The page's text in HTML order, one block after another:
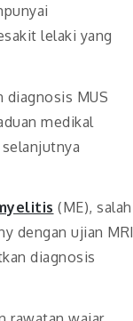
lelaki yang
diagnosis MUS
medikal
(ME), salah
dengan ujian MRI
diagnosis